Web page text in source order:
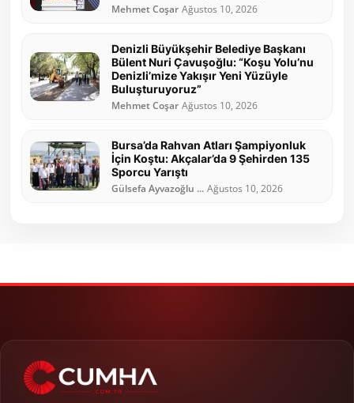
Mehmet Coşar Ağustos 10, 2026
Denizli Büyükşehir Belediye Başkanı
Bülent Nuri Çavuşoğlu: “Koşu Yolu’nu
Denizli’mize Yakışır Yeni Yüzüyle
Buluşturuyoruz”
Mehmet Coşar Ağustos 10, 2026
Bursa’da Rahvan Atları Şampiyonluk
İçin Koştu: Akçalar’da 9 Şehirden 135
Sporcu Yarıştı
Gülsefa Ayvazoğlu ... Ağustos 10, 2026